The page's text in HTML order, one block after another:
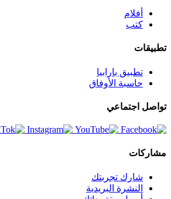
أفلام
كتب
تطبيقات
تطبيق بارابيا
حاسبة الأوفاق
تواصل اجتماعي
مشاركات
شارك تجربتك
النشرة البريدية